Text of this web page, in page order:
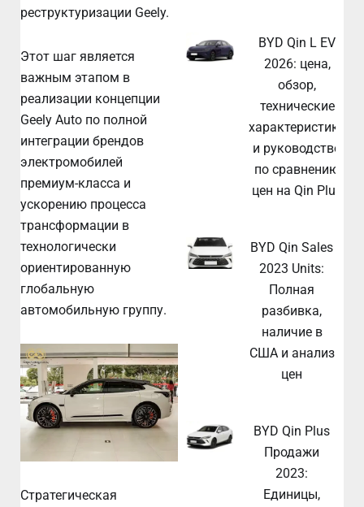
реструктуризации Geely.
Этот шаг является
важным этапом в
реализации концепции
Geely Auto по полной
интеграции брендов
электромобилей
премиум-класса и
ускорению процесса
трансформации в
технологически
ориентированную
глобальную
автомобильную группу.
Стратегическая
BYD Qin L EV
2026: цена,
обзор,
технические
характеристики
и руководство
по сравнению
цен на Qin Plus
BYD Qin Sales
2023 Units:
Полная
разбивка,
наличие в
США и анализ
цен
BYD Qin Plus
Продажи
2023:
Единицы,